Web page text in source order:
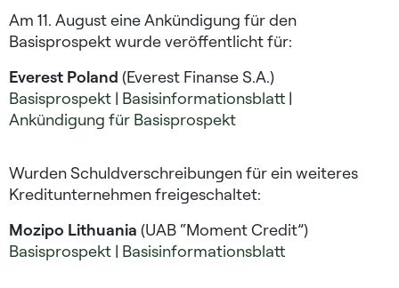
Am 11. August eine Ankündigung für den
Basisprospekt wurde veröffentlicht für:
Everest Poland (Everest Finanse S.A.)
Basisprospekt | Basisinformationsblatt |
Ankündigung für Basisprospekt
Wurden Schuldverschreibungen für ein weiteres
Kreditunternehmen freigeschaltet:
Mozipo Lithuania (UAB “Moment Credit”)
Basisprospekt | Basisinformationsblatt